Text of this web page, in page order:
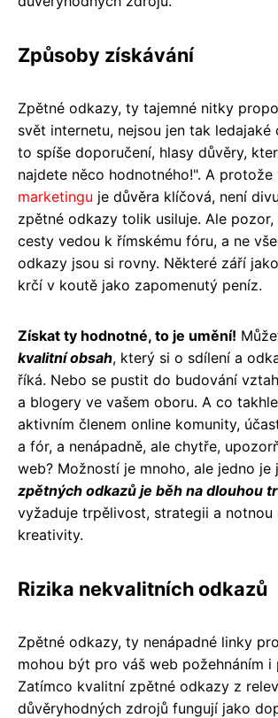
Způsoby získávání
Zpětné odkazy, ty tajemné nitky
svět internetu, nejsou jen tak ledajaké
to spíše doporučení, hlasy důvěry,
najdete něco hodnotného!". A protože
marketingu je důvěra klíčová, není
zpětné odkazy tolik usiluje. Ale pozor,
cesty vedou k římskému fóru, a ne
odkazy jsou si rovny. Některé září
krčí v koutě jako zapomenutý peníz.
Získat ty hodnotné, to je umění!
kvalitní obsah, který si o sdílení a
říká. Nebo se pustit do budování
a blogery ve vašem oboru. A co
aktivním členem online komunity,
a fór, a nenápadně, ale chytře,
web? Možností je mnoho, ale jedno je
zpětných odkazů je běh na dlouhou
vyžaduje trpělivost, strategii a notnou
kreativity.
Rizika nekvalitních odkazů
Zpětné odkazy, ty nenápadné linky
mohou být pro váš web požehnáním i
Zatímco kvalitní zpětné odkazy z
důvěryhodných zdrojů fungují jako